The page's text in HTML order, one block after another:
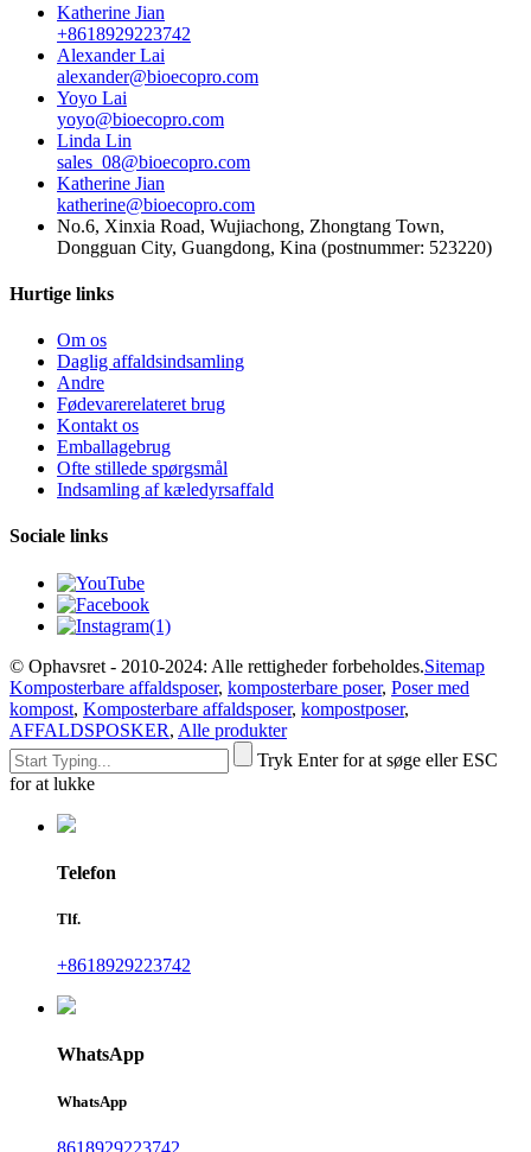
Katherine Jian
+8618929223742
Alexander Lai
alexander@bioecopro.com
Yoyo Lai
yoyo@bioecopro.com
Linda Lin
sales_08@bioecopro.com
Katherine Jian
katherine@bioecopro.com
No.6, Xinxia Road, Wujiachong, Zhongtang Town,
Dongguan City, Guangdong, Kina (postnummer: 523220)
Hurtige links
Om os
Daglig affaldsindsamling
Andre
Fødevarerelateret brug
Kontakt os
Emballagebrug
Ofte stillede spørgsmål
Indsamling af kæledyrsaffald
Sociale links
© Ophavsret - 2010-2024: Alle rettigheder forbeholdes.Sitemap
Komposterbare affaldsposer, komposterbare poser, Poser med
kompost, Komposterbare affaldsposer, kompostposer,
AFFALDSPOSKER, Alle produkter
Tryk Enter for at søge eller ESC
for at lukke
Telefon
Tlf.
+8618929223742
WhatsApp
WhatsApp
8618929223742